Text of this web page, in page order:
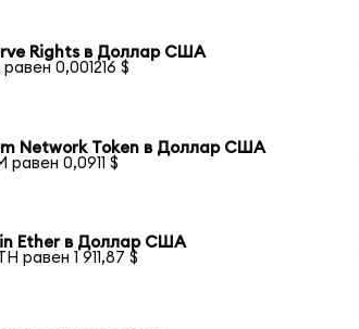
Rights в Доллар США
равен 0,001216 $
Network Token в Доллар США
равен 0,0911 $
Ether в Доллар США
равен 1 911,87 $